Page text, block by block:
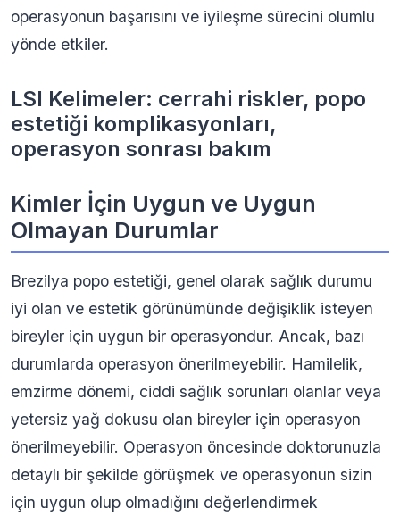
operasyonun başarısını ve iyileşme sürecini olumlu
yönde etkiler.
LSI Kelimeler: cerrahi riskler, popo
estetiği komplikasyonları,
operasyon sonrası bakım
Kimler İçin Uygun ve Uygun
Olmayan Durumlar
Brezilya popo estetiği, genel olarak sağlık durumu
iyi olan ve estetik görünümünde değişiklik isteyen
bireyler için uygun bir operasyondur. Ancak, bazı
durumlarda operasyon önerilmeyebilir. Hamilelik,
emzirme dönemi, ciddi sağlık sorunları olanlar veya
yetersiz yağ dokusu olan bireyler için operasyon
önerilmeyebilir. Operasyon öncesinde doktorunuzla
detaylı bir şekilde görüşmek ve operasyonun sizin
için uygun olup olmadığını değerlendirmek